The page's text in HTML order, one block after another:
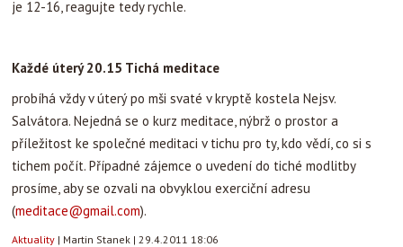
je 12-16, reagujte tedy rychle.
Každé úterý 20.15 Tichá meditace
probíhá vždy v úterý po mši svaté v kryptě kostela Nejsv.
Salvátora. Nejedná se o kurz meditace, nýbrž o prostor a
příležitost ke společné meditaci v tichu pro ty, kdo vědí, co si s
tichem počít. Případné zájemce o uvedení do tiché modlitby
prosíme, aby se ozvali na obvyklou exerciční adresu
(meditace@gmail.com).
Aktuality | Martin Stanek | 29.4.2011 18:06